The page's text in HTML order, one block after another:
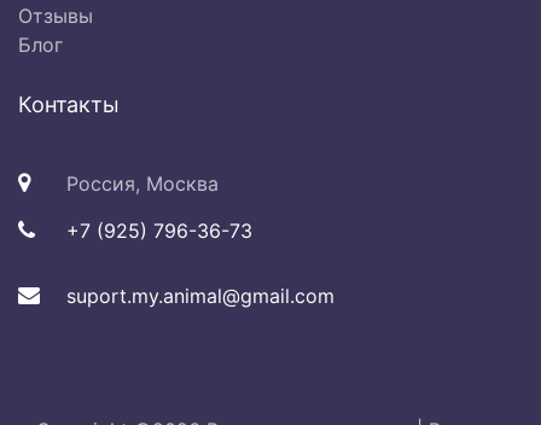
Отзывы
Блог
Контакты
Россия, Москва
+7 (925) 796-36-73
suport.my.animal@gmail.com